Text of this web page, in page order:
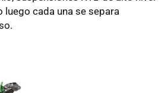
luego cada una se separa